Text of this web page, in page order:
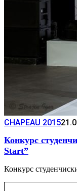
CHAPEAU 2015
Конкурс
Start”
Конкурс